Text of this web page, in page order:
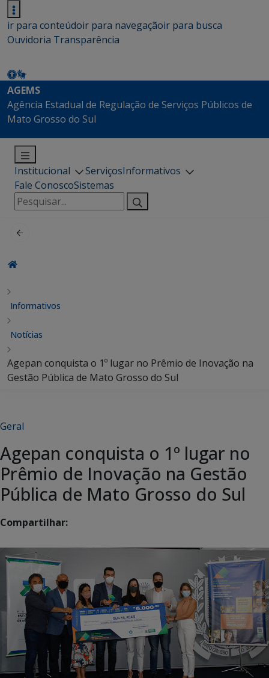
ir para conteúdoir para navegaçãoir para busca
Ouvidoria Transparência
AGEMS
Agência Estadual de Regulação de Serviços Públicos de
Mato Grosso do Sul
Institucional ServiçosInformativos
Fale ConoscoSistemas
Pesquisar
por:
Informativos
Notícias
Agepan conquista o 1º lugar no Prêmio de Inovação na
Gestão Pública de Mato Grosso do Sul
Geral
Agepan conquista o 1º lugar no
Prêmio de Inovação na Gestão
Pública de Mato Grosso do Sul
Compartilhar: